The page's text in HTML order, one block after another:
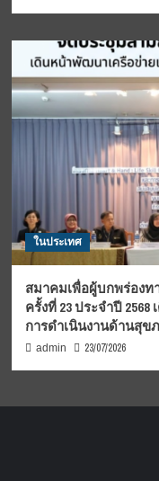
ในประเทศ
สมาคมเพื่อผู้บกพร่อง
ครั้งที่ 23 ประจำปี
การดำเนินงานด้านสุข
admin 23/07/2026